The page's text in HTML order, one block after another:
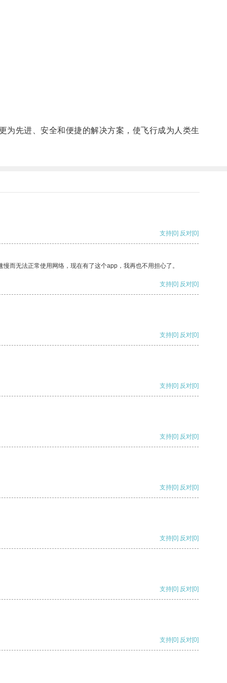
先进、安全和便捷的解决方案，使飞行成为人类生
支持[0] 反对[0]
而无法正常使用网络，现在有了这个app，我再也不用担心了。
支持[0] 反对[0]
支持[0] 反对[0]
支持[0] 反对[0]
支持[0] 反对[0]
支持[0] 反对[0]
支持[0] 反对[0]
支持[0] 反对[0]
支持[0] 反对[0]